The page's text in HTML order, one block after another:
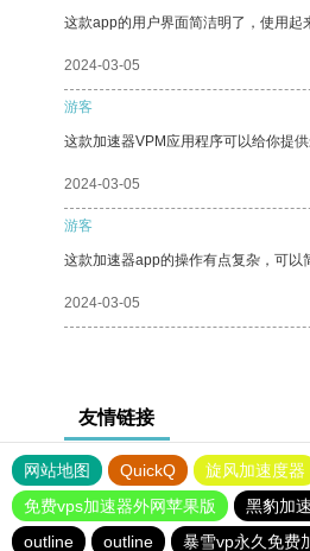
这款app的用户界面简洁明了，使用起
2024-03-05
游客
这款加速器VPM应用程序可以给你提
2024-03-05
游客
这款加速器app的操作有点复杂，可以
2024-03-05
友情链接
网站地图 QuickQ 旋风加速度器
免费vps加速器外网苹果版
黑豹加
outline
outline 暴雪vp永久免费